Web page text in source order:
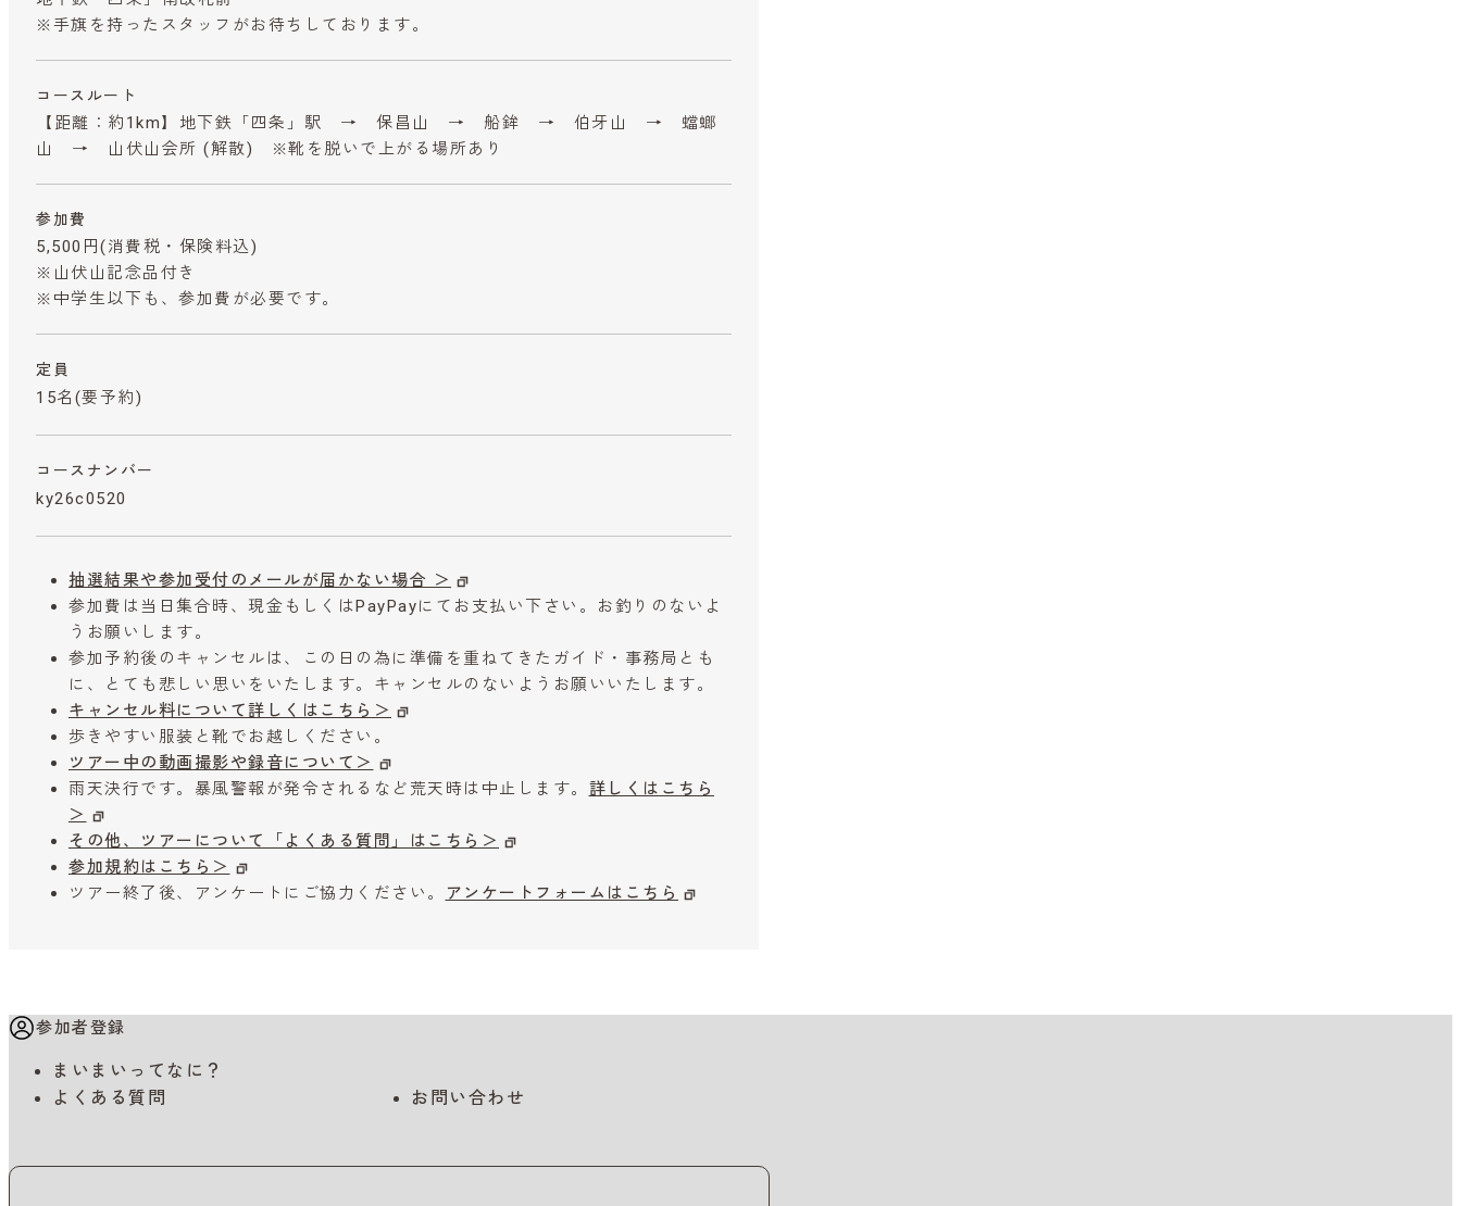
※手旗を持ったスタッフがお待ちしております。
コースルート
【距離：約1km】地下鉄「四条」駅 → 保昌山 → 船鉾 → 伯牙山 → 蟷螂
山 → 山伏山会所 (解散) ※靴を脱いで上がる場所あり
参加費
5,500円 (消費税・保険料込)
※山伏山記念品付き
※中学生以下も、参加費が必要です。
定員
15名(要予約)
コースナンバー
ky26c0520
抽選結果や参加受付のメールが届かない場合 ＞
参加費は当日集合時、現金もしくはPayPayにてお支払い下さい。お釣りのないよ
うお願いします。
参加予約後のキャンセルは、この日の為に準備を重ねてきたガイド・事務局とも
に、とても悲しい思いをいたします。キャンセルのないようお願いいたします。
キャンセル料について詳しくはこちら＞
歩きやすい服装と靴でお越しください。
ツアー中の動画撮影や録音について＞
雨天決行です。暴風警報が発令されるなど荒天時は中止します。 詳しくはこちら
＞
その他、ツアーについて「よくある質問」はこちら＞
参加規約はこちら＞
ツアー終了後、アンケートにご協力ください。
アンケートフォームはこちら
参加者登録
まいまいってなに？
よくある質問
お問い合わせ